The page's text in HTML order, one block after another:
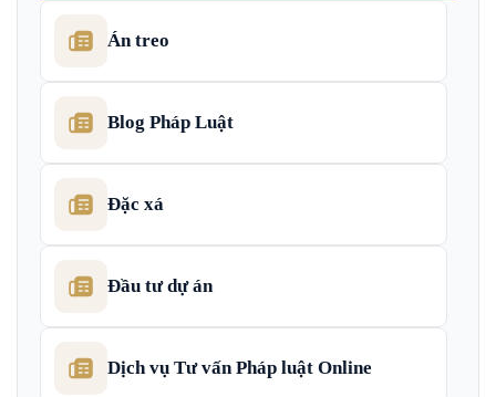
Án treo
Blog Pháp Luật
Đặc xá
Đầu tư dự án
Dịch vụ Tư vấn Pháp luật Online